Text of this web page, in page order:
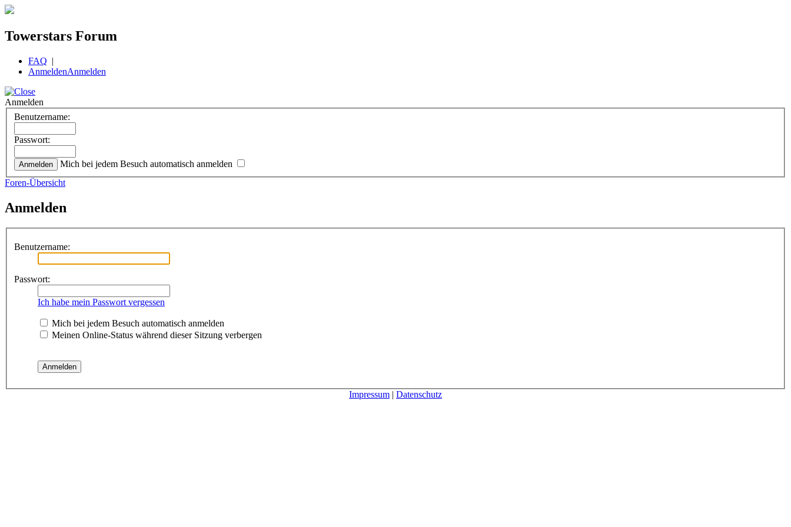
Towerstars Forum
FAQ |
AnmeldenAnmelden
Anmelden
Benutzername:
Passwort:
Mich bei jedem Besuch automatisch anmelden
Foren-Übersicht
Anmelden
Benutzername:
Passwort:
Ich habe mein Passwort vergessen
Mich bei jedem Besuch automatisch anmelden
Meinen Online-Status während dieser Sitzung verbergen
Impressum | Datenschutz